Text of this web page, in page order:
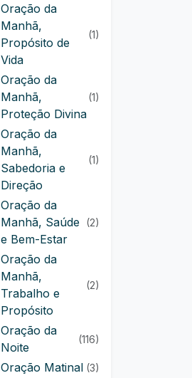
Oração da
Manhã,
Propósito de
Vida
(1)
Oração da
Manhã,
Proteção Divina
(1)
Oração da
Manhã,
Sabedoria e
Direção
(1)
Oração da
Manhã, Saúde
e Bem-Estar
(2)
Oração da
Manhã,
Trabalho e
Propósito
(2)
Oração da
Noite
(116)
Oração Matinal (3)